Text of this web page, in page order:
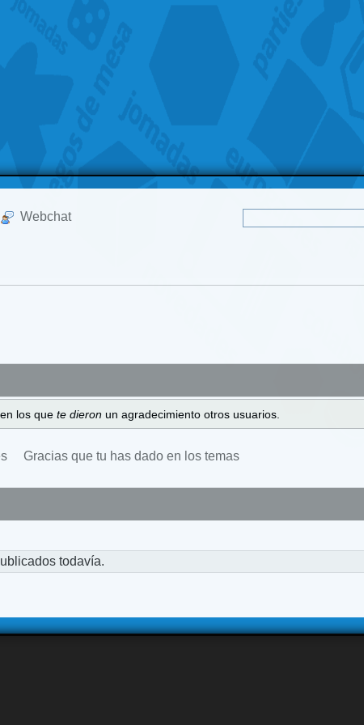
Webchat
en los que te dieron un agradecimiento otros usuarios.
Gracias que tu has dado en los temas
todavía.